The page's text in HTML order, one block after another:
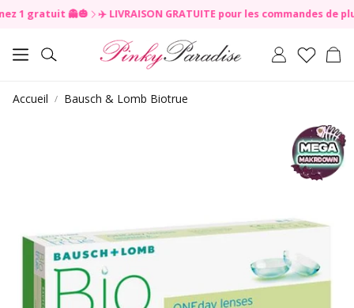
R
gratuit 👻🎃 ✈️ LIVRAISON GRATUITE pour les commandes de plus
Rechercher
Accueil Bausch & Lomb Biotrue